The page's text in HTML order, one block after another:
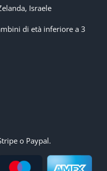
Israele
di età inferiore a 3
o Paypal.